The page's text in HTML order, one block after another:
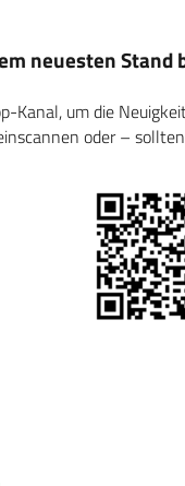
neuesten Stand
Kanal, um die
oder –